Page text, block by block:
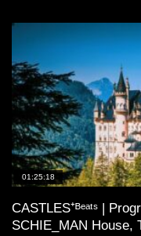
01:25:18
CASTLES⁺ᴮᵉᵃᵗˢ |
SCHIE_MAN House,